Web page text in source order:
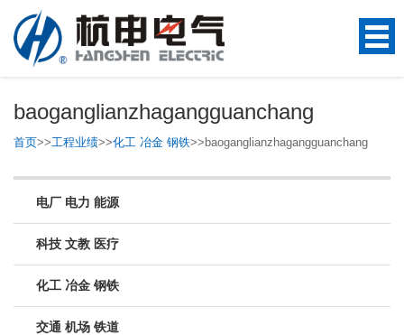
baoganglianzhagangguanchang
首页>>工程业绩>>化工 冶金 钢铁>> baoganglianzhagangguanchang
电厂 电力 能源
科技 文教 医疗
化工 冶金 钢铁
交通 机场 铁道